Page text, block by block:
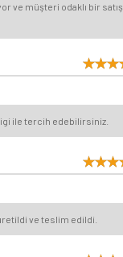
ve müşteri odaklı bir satış
ile tercih edebilirsiniz.
ve teslim edildi.